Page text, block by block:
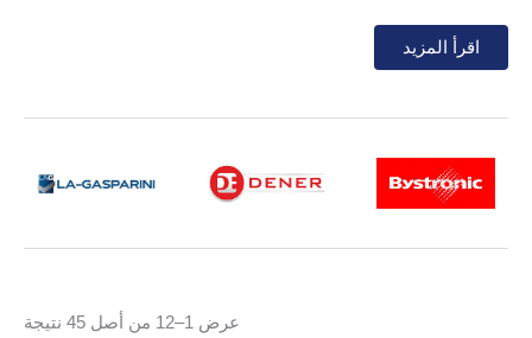
اقرأ المزيد
المعدنية الحديثة. تتيح هذه الآلة الصناعية تشويه الألواح المعدنية
سواء كان الأمر يتعلق بصناعة السيارات أو البناء أو الميكانيكا
الدقيقة، فإن اختيار تقنية الثني يحدد كفاءة دورة الإنتاج بأكملها.
تنقسم مشهد آلات الثني إلى ثلاث عائلات تكنولوجية كبيرة، كل منها
عرض 1–12 من أصل 45 نتيجة